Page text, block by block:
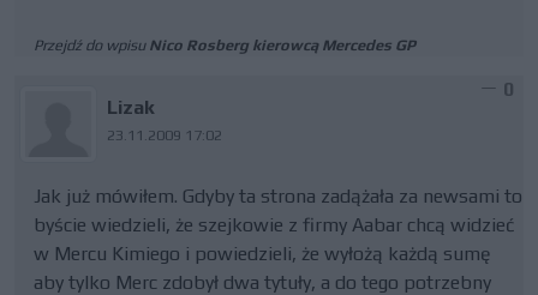
Przejdź do wpisu Nico Rosberg kierowcą Mercedes GP
Lizak
23.11.2009 17:02
0
Jak już mówiłem. Gdyby ta strona zadążała za newsami to
byście wiedzieli, że szejkowie z firmy Aabar chcą widzieć
w Mercu Kimiego i powiedzieli, że wyłożą każdą sumę
aby tylko Merc zdobył dwa tytuły, a do tego potrzebny